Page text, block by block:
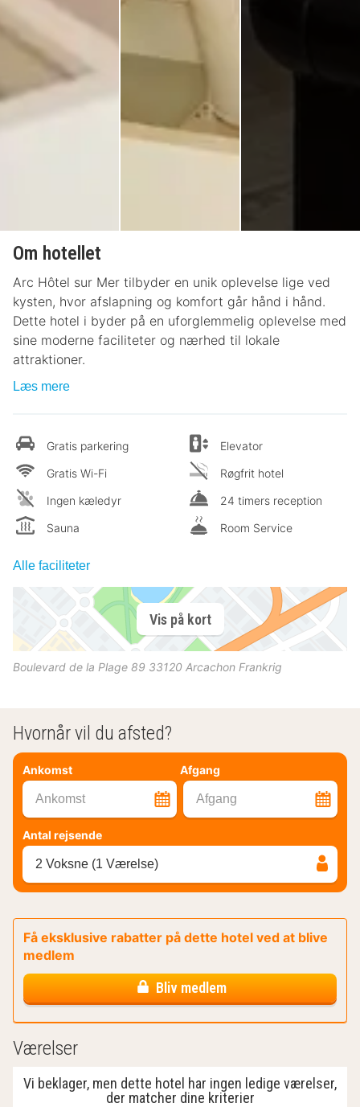
Om hotellet
Arc Hôtel sur Mer tilbyder en unik oplevelse lige ved
kysten, hvor afslapning og komfort går hånd i hånd.
Dette hotel i byder på en uforglemmelig oplevelse med
sine moderne faciliteter og nærhed til lokale
attraktioner.
Læs mere
Gratis parkering
Gratis Wi-Fi
Ingen kæledyr
Sauna
Elevator
Røgfrit hotel
24 timers reception
Room Service
Alle faciliteter
Vis på kort
Boulevard de la Plage 89 33120 Arcachon Frankrig
Hvornår vil du afsted?
Ankomst Afgang
Ankomst Afgang
Antal rejsende
2 Voksne (1 Værelse)
Få eksklusive rabatter på dette hotel ved at blive
medlem
Bliv medlem
Værelser
Vi beklager, men dette hotel har ingen ledige værelser,
der matcher dine kriterier